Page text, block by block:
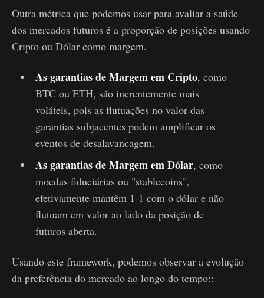
Outra métrica que podemos usar para avaliar a saúde
dos mercados futuros é a proporção de posições usando
Cripto ou Dólar como margem.
As garantias de Margem em Cripto, como
BTC ou ETH, são inerentemente mais
voláteis, pois as flutuações no valor das
garantias subjacentes podem amplificar os
eventos de desalavancagem.
As garantias de Margem em Dólar, como
moedas fiduciárias ou "stablecoins",
efetivamente mantêm 1-1 com o dólar e não
flutuam em valor ao lado da posição de
futuros aberta.
Usando este framework, podemos observar a evolução
da preferência do mercado ao longo do tempo::